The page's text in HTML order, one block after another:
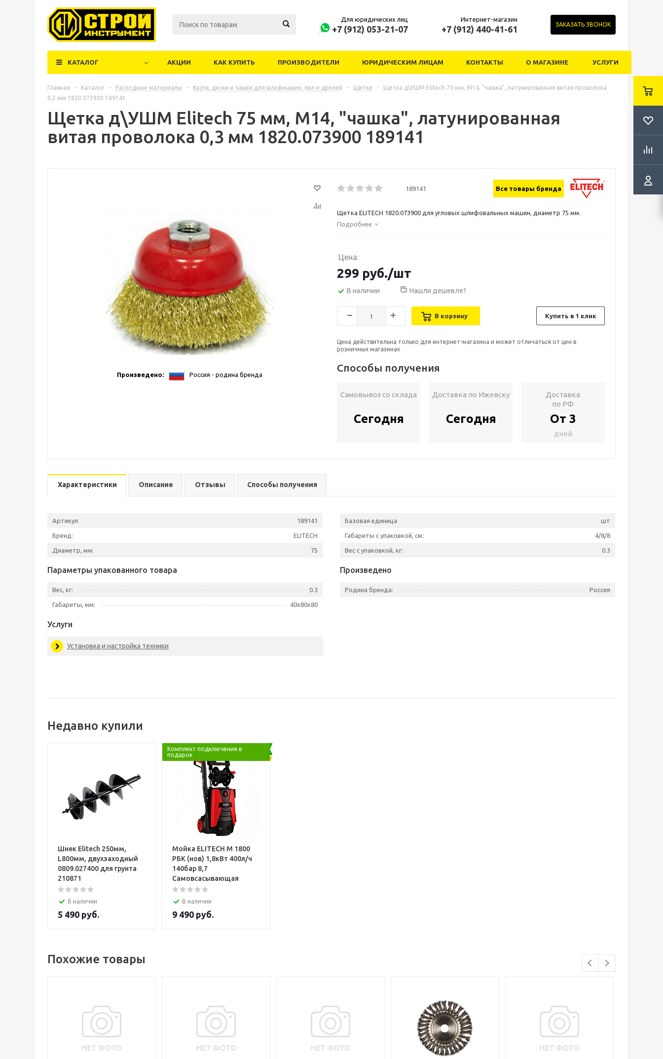
Для юридических лиц
+7 (912) 053-21-07
Интернет-магазин
+7 (912) 440-41-61 ЗАКАЗАТЬ ЗВОНОК
КАТАЛОГ АКЦИИ КАК КУПИТЬ ПРОИЗВОДИТЕЛИ ЮРИДИЧЕСКИМ ЛИЦАМ КОНТАКТЫ О МАГАЗИНЕ УСЛУГИ
Главная - Каталог - Расходные материалы - Круги, диски и чашки для шлифмашин, пил и дрелей - Щетки -
Щетка д\УШМ Elitech 75 мм, М14, "чашка", латунированная витая проволока
0,3 мм 1820.073900 189141
Щетка д\УШМ Elitech 75 мм, М14, "чашка", латунированная
витая проволока 0,3 мм 1820.073900 189141
Произведено: Россия - родина бренда
189141 Все товары бренда
Щетка ELITECH 1820.073900 для угловых шлифовальных машин, диаметр 75 мм.
Подробнее
Цена:
299 руб./шт
В наличии Нашли дешевле?
В корзину Купить в 1 клик
Цена действительна только для интернет-магазина и может отличаться от цен в
розничных магазинах
Способы получения
Самовывоз со склада
Сегодня
Доставка по Ижевску
Сегодня
Доставка
по РФ
От 3
дней
Характеристики Описание Отзывы Способы получения
Артикул 189141
Бренд: ELITECH
Диаметр, мм: 75
Базовая единица шт
Габариты с упаковкой, см: 4/8/8
Вес с упаковкой, кг: 0.3
Параметры упакованного товара
Вес, кг: 0.3
Габариты, мм: 40х80х80
Произведено
Родина бренда: Россия
Услуги
Установка и настройка техники
Недавно купили
Шнек Elitech 250мм,
L800мм, двухзаходный
0809.027400 для грунта
210871
В наличии
5 490 руб.
Комплект подключения в
подарок
Мойка ELITECH М 1800
РБК (нов) 1,8кВт 400л/ч
140бар 8,7
Самовсасывающая
В наличии
9 490 руб.
Похожие товары